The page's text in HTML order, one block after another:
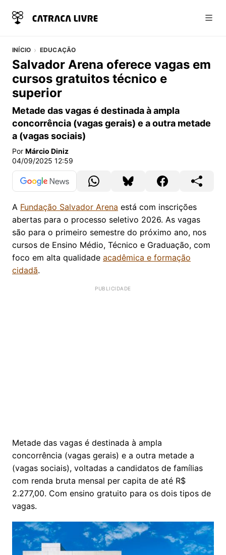
INÍCIO EDUCAÇÃO
Salvador Arena oferece vagas em
cursos gratuitos técnico e
superior
Metade das vagas é destinada à ampla
concorrência (vagas gerais) e a outra metade
a (vagas sociais)
Por Márcio Diniz
04/09/2025 12:59
A Fundação Salvador Arena está com inscrições
abertas para o processo seletivo 2026. As vagas
são para o primeiro semestre do próximo ano, nos
cursos de Ensino Médio, Técnico e Graduação, com
foco em alta qualidade acadêmica e formação
cidadã.
Metade das vagas é destinada à ampla
concorrência (vagas gerais) e a outra metade a
(vagas sociais), voltadas a candidatos de famílias
com renda bruta mensal per capita de até R$
2.277,00. Com ensino gratuito para os dois tipos de
vagas.